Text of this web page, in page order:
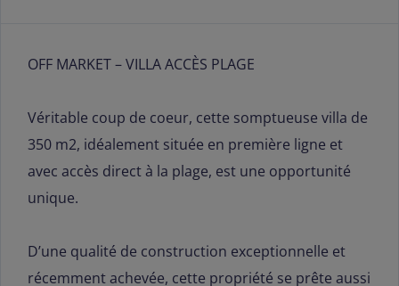
OFF MARKET – VILLA ACCÈS PLAGE
Véritable coup de coeur, cette somptueuse villa de
350 m2, idéalement située en première ligne et
avec accès direct à la plage, est une opportunité
unique.
D’une qualité de construction exceptionnelle et
récemment achevée, cette propriété se prête aussi